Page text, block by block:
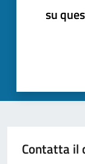
su
Contatta il